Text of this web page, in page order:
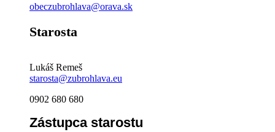
obeczubrohlava@orava.sk
Starosta
Lukáš Remeš
starosta@zubrohlava.eu
0902 680 680
Zástupca starostu